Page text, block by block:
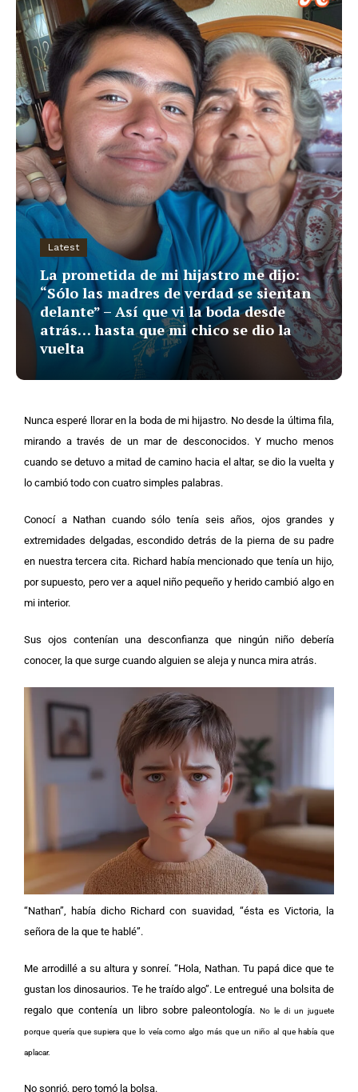
Latest
La prometida de mi hijastro me dijo:
“Sólo las madres de verdad se sientan
delante” – Así que vi la boda desde
atrás… hasta que mi chico se dio la
vuelta
Nunca esperé llorar en la boda de mi hijastro. No desde la última fila,
mirando a través de un mar de desconocidos. Y mucho menos
cuando se detuvo a mitad de camino hacia el altar, se dio la vuelta y
lo cambió todo con cuatro simples palabras.
Conocí a Nathan cuando sólo tenía seis años, ojos grandes y
extremidades delgadas, escondido detrás de la pierna de su padre
en nuestra tercera cita. Richard había mencionado que tenía un hijo,
por supuesto, pero ver a aquel niño pequeño y herido cambió algo en
mi interior.
Sus ojos contenían una desconfianza que ningún niño debería
conocer, la que surge cuando alguien se aleja y nunca mira atrás.
“Nathan”, había dicho Richard con suavidad, “ésta es Victoria, la
señora de la que te hablé”.
Me arrodillé a su altura y sonreí. “Hola, Nathan. Tu papá dice que te
gustan los dinosaurios. Te he traído algo”. Le entregué una bolsita de
regalo que contenía un libro sobre paleontología.No le di un juguete
porque quería que supiera que lo veía como algo más que un niño al que había que
aplacar.
No sonrió, pero tomó la bolsa.